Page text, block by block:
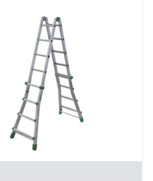
SGABELLI
E PASSERELLE
E COMPONENTI